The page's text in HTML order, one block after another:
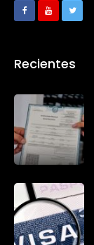
Recientes